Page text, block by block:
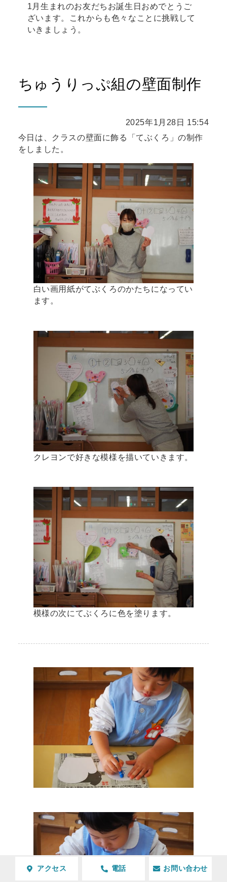
1月生まれのお友だちお誕生日おめでとうご
ざいます。これからも色々なことに挑戦して
いきましょう。
ちゅうりっぷ組の壁面制作
2025年1月28日 15:54
今日は、クラスの壁面に飾る「てぶくろ」の制作
をしました。
白い画用紙がてぶくろのかたちになってい
ます。
クレヨンで好きな模様を描いていきます。
模様の次にてぶくろに色を塗ります。
アクセス 電話 お問い合わせ